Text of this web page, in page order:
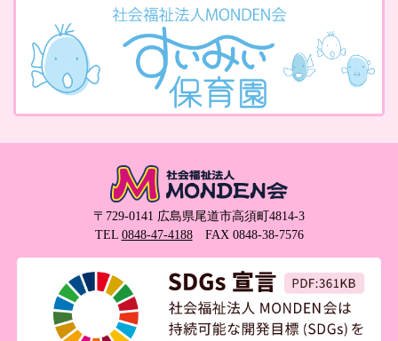
〒729-0141 広島県尾道市高須町4814-3
TEL 0848-47-4188FAX 0848-38-7576